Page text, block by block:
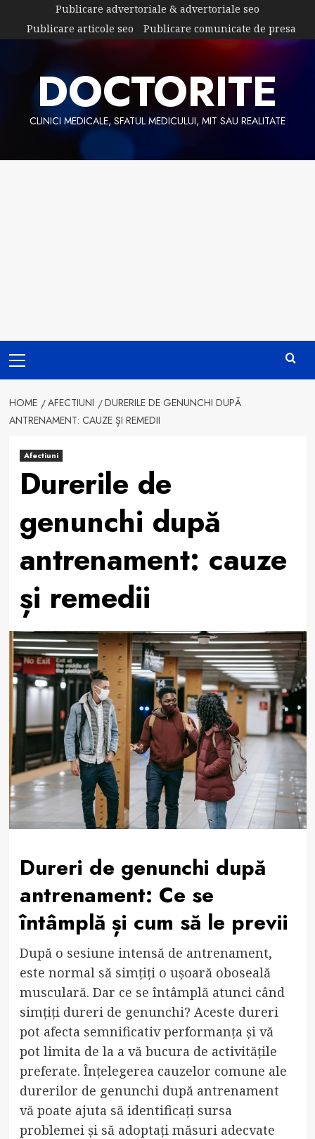
content
Publicare advertoriale & advertoriale seo
Publicare articole seo
Publicare comunicate de presa
DOCTORITE
CLINICI MEDICALE, SFATUL MEDICULUI, MIT SAU REALITATE
Menu
HOME AFECTIUNI
DURERILE DE GENUNCHI DUPĂ
ANTRENAMENT: CAUZE ȘI REMEDII
Afectiuni
Durerile de
genunchi după
antrenament: cauze
și remedii
Dureri de genunchi după
antrenament: Ce se
întâmplă și cum să le previi
După o sesiune intensă de antrenament,
este normal să simțiți o ușoară oboseală
musculară. Dar ce se întâmplă atunci când
simțiți dureri de genunchi? Aceste dureri
pot afecta semnificativ performanța și vă
pot limita de la a vă bucura de activitățile
preferate. Înțelegerea cauzelor comune ale
durerilor de genunchi după antrenament
vă poate ajuta să identificați sursa
problemei și să adoptați măsuri adecvate